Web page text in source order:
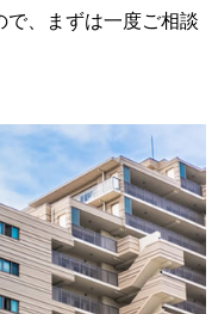
で、まずは一度ご相談